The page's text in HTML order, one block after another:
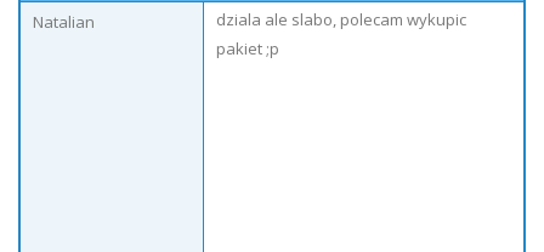
Natalian
dziala ale slabo, polecam wykupic
pakiet ;p